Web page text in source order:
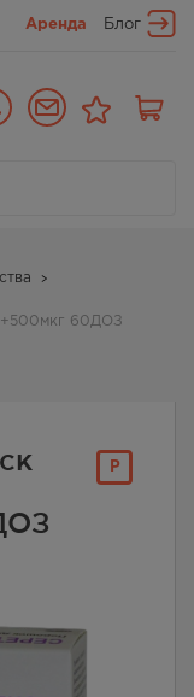
Аренда Блог
60ДОЗ
Р